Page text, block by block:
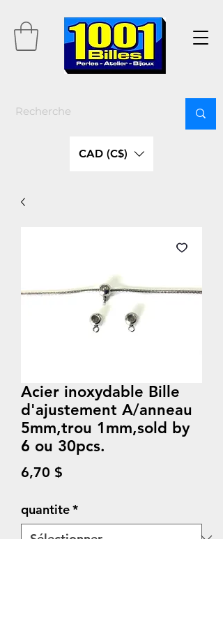
CAD (C$)
Acier inoxydable Bille
d'ajustement A/anneau
5mm,trou 1mm,sold by
6 ou 30pcs.
6,70 $
quantite*